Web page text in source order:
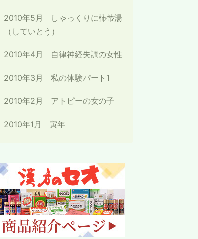
2010年5月 しゃっくりに柿蒂湯
（していとう）
2010年4月 自律神経失調の女性
2010年3月 私の体験パート1
2010年2月 アトピーの女の子
2010年1月 寅年